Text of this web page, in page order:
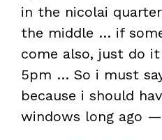
in the nicolai
the middle … if
come also, just do
5pm … So i must
because i should
windows long ago